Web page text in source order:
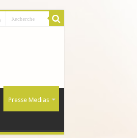
Presse Medias